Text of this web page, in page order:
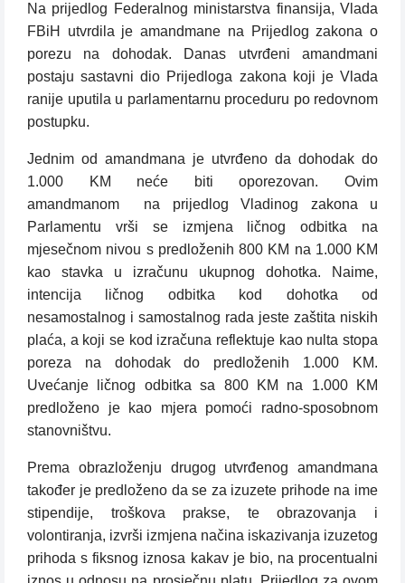
Na prijedlog Federalnog ministarstva finansija, Vlada
FBiH utvrdila je amandmane na Prijedlog zakona o
porezu na dohodak. Danas utvrđeni amandmani
postaju sastavni dio Prijedloga zakona koji je Vlada
ranije uputila u parlamentarnu proceduru po redovnom
postupku.
Jednim od amandmana je utvrđeno da dohodak do
1.000 KM neće biti oporezovan. Ovim
amandmanom
na prijedlog Vladinog zakona u
Parlamentu vrši se izmjena ličnog odbitka na
mjesečnom nivou s predloženih 800 KM na 1.000 KM
kao stavka u izračunu ukupnog dohotka. Naime,
intencija ličnog odbitka kod dohotka od
nesamostalnog i samostalnog rada jeste zaštita niskih
plaća, a koji se kod izračuna reflektuje kao nulta stopa
poreza na dohodak do predloženih 1.000 KM.
Uvećanje ličnog odbitka sa 800 KM na 1.000 KM
predloženo je kao mjera pomoći radno-sposobnom
stanovništvu.
Prema obrazloženju drugog utvrđenog amandmana
također je predloženo da se za izuzete prihode na ime
stipendije, troškova prakse, te obrazovanja i
volontiranja, izvrši izmjena načina iskazivanja izuzetog
prihoda s fiksnog iznosa kakav je bio, na procentualni